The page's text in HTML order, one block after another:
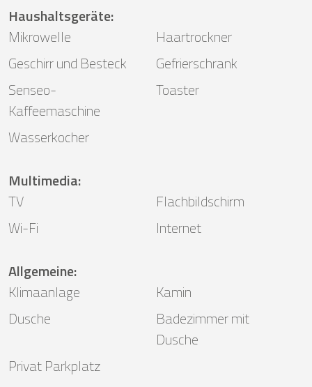
Haushaltsgeräte:
Mikrowelle
Haartrockner
Geschirr und Besteck
Gefrierschrank
Senseo-
Kaffeemaschine
Toaster
Wasserkocher
Multimedia:
TV
Flachbildschirm
Wi-Fi
Internet
Allgemeine:
Klimaanlage
Kamin
Dusche
Badezimmer mit
Dusche
Privat Parkplatz